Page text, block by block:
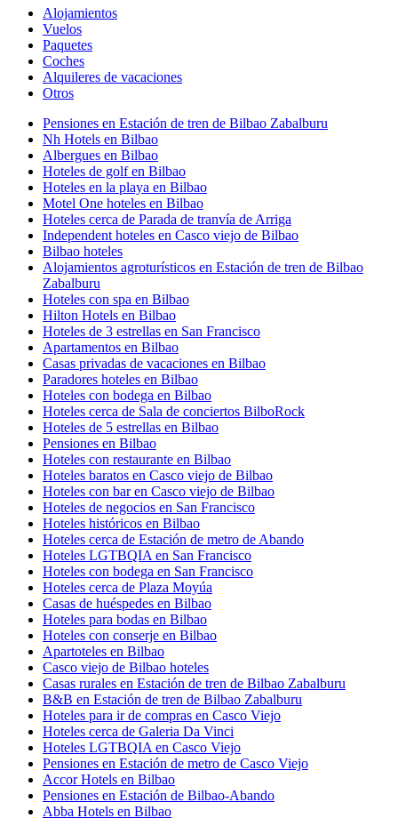
Alojamientos
Vuelos
Paquetes
Coches
Alquileres de vacaciones
Otros
Pensiones en Estación de tren de Bilbao Zabalburu
Nh Hotels en Bilbao
Albergues en Bilbao
Hoteles de golf en Bilbao
Hoteles en la playa en Bilbao
Motel One hoteles en Bilbao
Hoteles cerca de Parada de tranvía de Arriga
Independent hoteles en Casco viejo de Bilbao
Bilbao hoteles
Alojamientos agroturísticos en Estación de tren de Bilbao
Zabalburu
Hoteles con spa en Bilbao
Hilton Hotels en Bilbao
Hoteles de 3 estrellas en San Francisco
Apartamentos en Bilbao
Casas privadas de vacaciones en Bilbao
Paradores hoteles en Bilbao
Hoteles con bodega en Bilbao
Hoteles cerca de Sala de conciertos BilboRock
Hoteles de 5 estrellas en Bilbao
Pensiones en Bilbao
Hoteles con restaurante en Bilbao
Hoteles baratos en Casco viejo de Bilbao
Hoteles con bar en Casco viejo de Bilbao
Hoteles de negocios en San Francisco
Hoteles históricos en Bilbao
Hoteles cerca de Estación de metro de Abando
Hoteles LGTBQIA en San Francisco
Hoteles con bodega en San Francisco
Hoteles cerca de Plaza Moyúa
Casas de huéspedes en Bilbao
Hoteles para bodas en Bilbao
Hoteles con conserje en Bilbao
Apartoteles en Bilbao
Casco viejo de Bilbao hoteles
Casas rurales en Estación de tren de Bilbao Zabalburu
B&B en Estación de tren de Bilbao Zabalburu
Hoteles para ir de compras en Casco Viejo
Hoteles cerca de Galeria Da Vinci
Hoteles LGTBQIA en Casco Viejo
Pensiones en Estación de metro de Casco Viejo
Accor Hotels en Bilbao
Pensiones en Estación de Bilbao-Abando
Abba Hotels en Bilbao